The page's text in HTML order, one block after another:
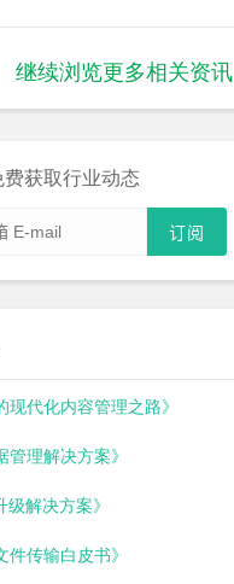
继续浏览更多相关资讯
获取行业动态
现代化内容管理之路》
管理解决方案》
级解决方案》
件传输白皮书》